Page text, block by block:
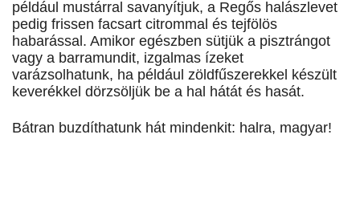
például mustárral savanyítjuk, a Regős halászlevet
pedig frissen facsart citrommal és tejfölös
habarással. Amikor egészben sütjük a pisztrángot
vagy a barramundit, izgalmas ízeket
varázsolhatunk, ha például zöldfűszerekkel készült
keverékkel dörzsöljük be a hal hátát és hasát.
Bátran buzdíthatunk hát mindenkit: halra, magyar!